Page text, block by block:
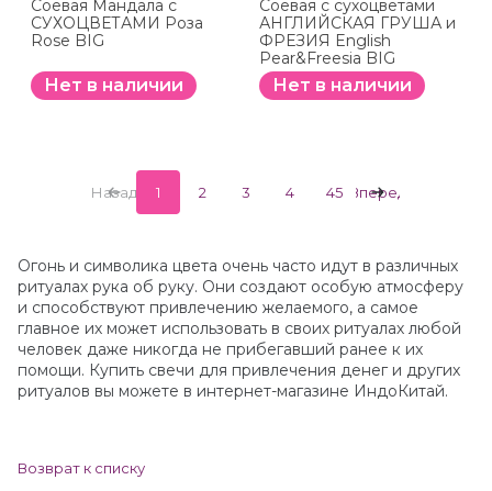
Соевая Мандала с
СУХОЦВЕТАМИ Роза
Rose BIG
Нет в наличии
Соевая с сухоцветами
АНГЛИЙСКАЯ ГРУША и
ФРЕЗИЯ English
Pear&Freesia BIG
Нет в наличии
Назад 1 2 3 4 45 Вперед
Огонь и символика цвета очень часто идут в различных
ритуалах рука об руку. Они создают особую атмосферу
и способствуют привлечению желаемого, а самое
главное их может использовать в своих ритуалах любой
человек даже никогда не прибегавший ранее к их
помощи. Купить свечи для привлечения денег и других
ритуалов вы можете в интернет-магазине ИндоКитай.
Возврат к списку